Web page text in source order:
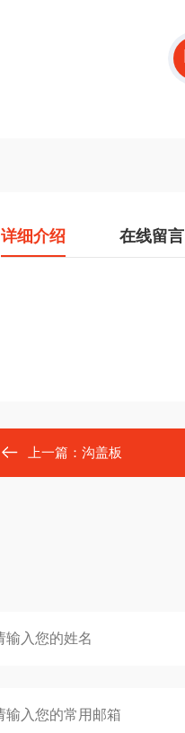
详细介绍 在线留言
上一篇： 沟盖板